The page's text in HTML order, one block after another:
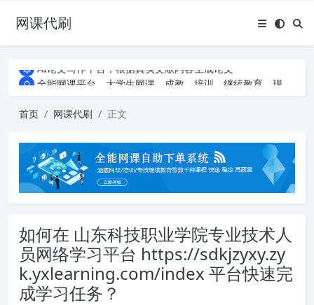
网课代刷
AI论文写作平台，根据真实文献内容生成论文
全能网课平台，大学生网课、成教、培训、继续教育。现已接入代刷代考项目3000+
全能网课平台，大学生网课、成教、培训、继续教育。现已接入代刷代考项目3000+
首页 网课代刷 正文
如何在 山东科技职业学院专业技术人
员网络学习平台 https://sdkjzyxy.zy
k.yxlearning.com/index 平台快速完
成学习任务？